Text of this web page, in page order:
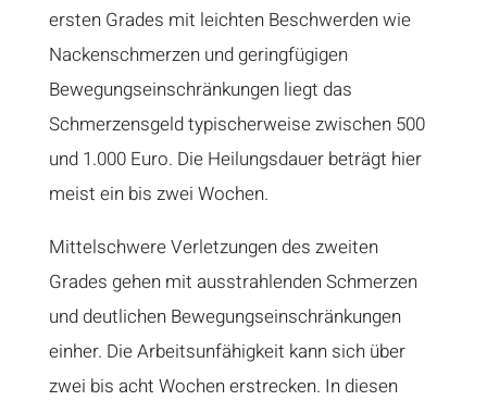
ersten Grades mit leichten Beschwerden wie
Nackenschmerzen und geringfügigen
Bewegungseinschränkungen liegt das
Schmerzensgeld typischerweise zwischen 500
und 1.000 Euro. Die Heilungsdauer beträgt hier
meist ein bis zwei Wochen.
Mittelschwere Verletzungen des zweiten
Grades gehen mit ausstrahlenden Schmerzen
und deutlichen Bewegungseinschränkungen
einher. Die Arbeitsunfähigkeit kann sich über
zwei bis acht Wochen erstrecken. In diesen